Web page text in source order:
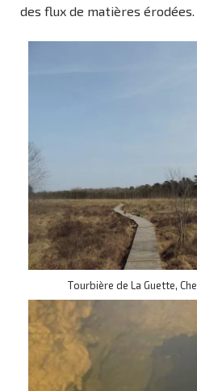
des flux de matières érodées.
Tourbière de La Guette,